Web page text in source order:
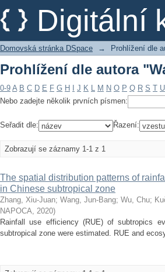
Digitální
Prohlížení dle autora
Domovská stránka DSpace → Prohlížení dle
Prohlížení dle autora
0-9 A B C D E F G H J K L M N O P Q R S T U
Nebo zadejte několik prvních písmen:
Seřadit dle: Řazení:
Zobrazují se záznamy 1-1 z 1
The spatial distribution patterns of
in Chinese subtropical zone
Zhang, Xiu-Juan; Wang, Jun-Bang; Wu, Chu;
NAPOCA, 2020)
Rainfall use efficiency (RUE) of subtropics
subtropical zone were estimated. RUE and